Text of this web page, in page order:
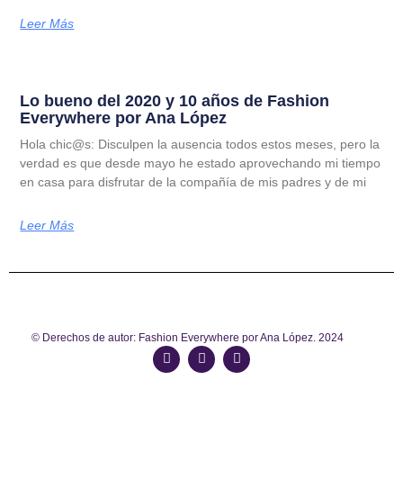
Leer Más
Lo bueno del 2020 y 10 años de Fashion
Everywhere por Ana López
Hola chic@s: Disculpen la ausencia todos estos meses, pero la
verdad es que desde mayo he estado aprovechando mi tiempo
en casa para disfrutar de la compañía de mis padres y de mi
Leer Más
© Derechos de autor: Fashion Everywhere por Ana López. 2024